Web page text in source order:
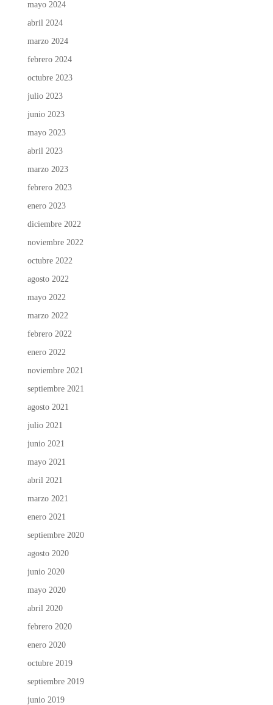
mayo 2024
abril 2024
marzo 2024
febrero 2024
octubre 2023
julio 2023
junio 2023
mayo 2023
abril 2023
marzo 2023
febrero 2023
enero 2023
diciembre 2022
noviembre 2022
octubre 2022
agosto 2022
mayo 2022
marzo 2022
febrero 2022
enero 2022
noviembre 2021
septiembre 2021
agosto 2021
julio 2021
junio 2021
mayo 2021
abril 2021
marzo 2021
enero 2021
septiembre 2020
agosto 2020
junio 2020
mayo 2020
abril 2020
febrero 2020
enero 2020
octubre 2019
septiembre 2019
junio 2019